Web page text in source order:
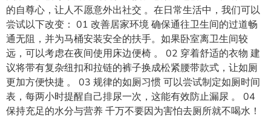
的自尊心，让人不愿意外出社交 。在日常生活中，我们可以
尝试以下改变： 01 改善居家环境 确保通往卫生间的过道畅
通无阻，并为马桶安装安全的扶手。如果卧室离卫生间较
远，可以考虑在夜间使用床边便椅 。 02 穿着舒适的衣物 建
议将带有复杂纽扣和拉链的裤子换成松紧腰带款式，让如厕
更加方便快捷 。 03 规律的如厕习惯 可以尝试制定如厕时间
表，每两小时提醒自己排尿一次，这能有效防止漏尿 。 04
保持充足的水分与营养 千万不要因为害怕去厕所就不喝水！